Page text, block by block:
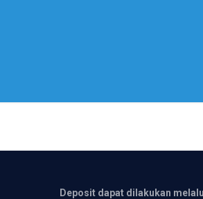
Deposit dapat dilakukan